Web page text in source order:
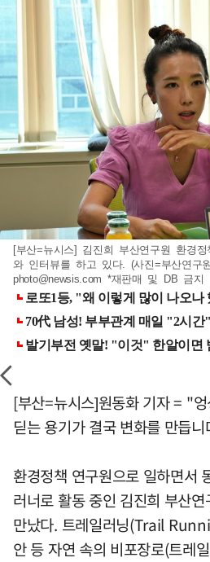
[부산=뉴시스] 김진희 부산연구원 환경
와 인터뷰를 하고 있다. (사진=부산연구
photo@newsis.com *재판매 및 DB 금지
[부산=뉴시스]원동화 기자 = "
딛는 용기가 결국 변화를 만듭
환경정책 연구원으로 일하면서
러너로 활동 중인 김진희 부산
만났다. 트레일러닝(Trail
안 등 자연 속의 비포장로(트레